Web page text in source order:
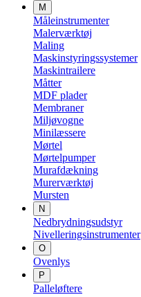
M
Måleinstrumenter
Malerværktøj
Maling
Maskinstyringssystemer
Maskintrailere
Måtter
MDF plader
Membraner
Miljøvogne
Minilæssere
Mørtel
Mørtelpumper
Murafdækning
Murerværktøj
Mursten
N
Nedbrydningsudstyr
Nivelleringsinstrumenter
O
Ovenlys
P
Palleløftere